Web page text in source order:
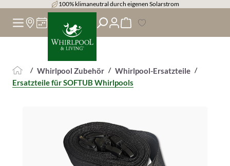
springen
14 Tage Rückgaberecht
/ Whirlpool Zubehör / Whirlpool-Ersatzteile /
Ersatzteile für SOFTUB Whirlpools